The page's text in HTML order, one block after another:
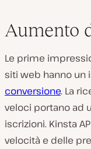
Aumento
Le prime
siti web hanno un
conversione. La
veloci portano ad
iscrizioni. Kinsta
velocità e delle